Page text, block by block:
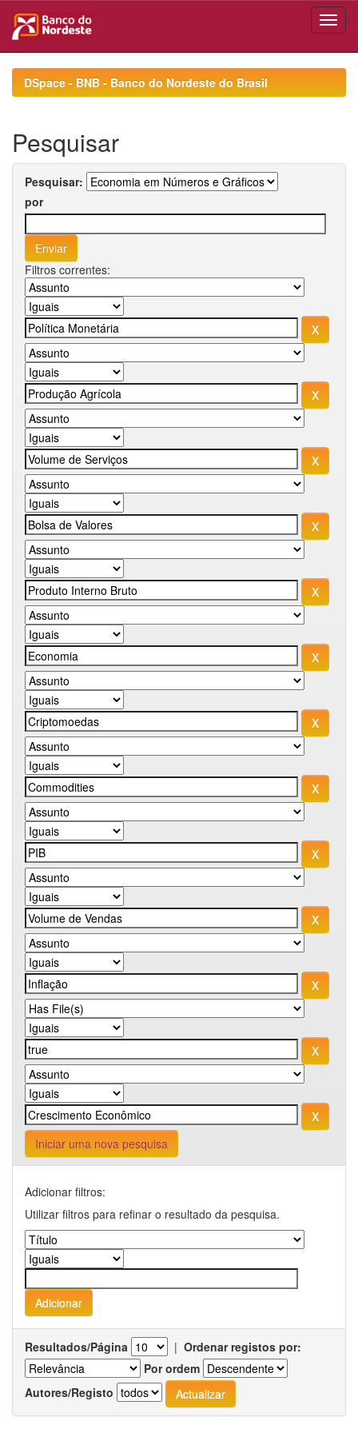
navigationDSpace - BNB - Banco do Nordeste do Brasil
Pesquisar
Pesquisar:
por
Filtros correntes:
Iniciar uma nova pesquisa
Adicionar filtros:
Utilizar filtros para refinar o resultado da pesquisa.
Resultados/Página | Ordenar registos por:
Por ordem
Autores/Registo